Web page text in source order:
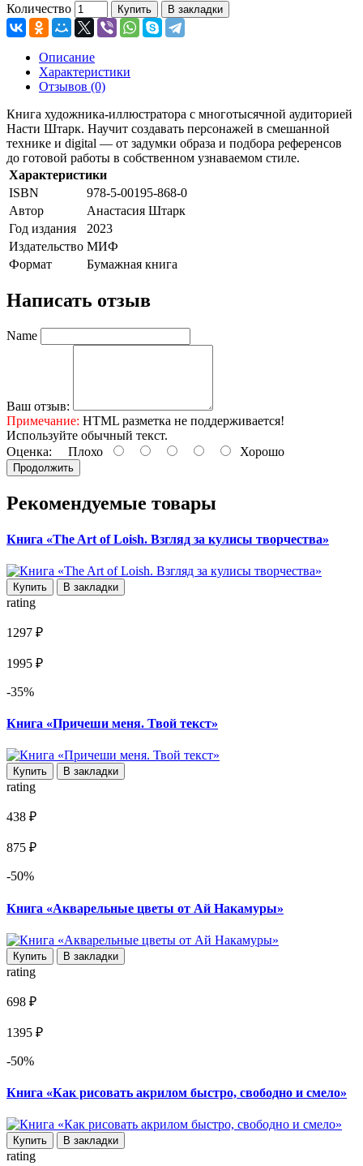
Количество Купить В закладки
Описание
Характеристики
Отзывов (0)
Книга художника-иллюстратора с многотысячной аудиторией
Насти Штарк. Научит создавать персонажей в смешанной
технике и digital — от задумки образа и подбора референсов
до готовой работы в собственном узнаваемом стиле.
Характеристики
ISBN
978-5-00195-868-0
Автор
Анастасия Штарк
Год издания
2023
Издательство МИФ
Формат
Бумажная книга
Написать отзыв
Name
Ваш отзыв:
Примечание: HTML разметка не поддерживается!
Используйте обычный текст.
Оценка: Плохо Хорошо
Продолжить
Рекомендуемые товары
Книга «The Art of Loish. Взгляд за кулисы творчества»
Купить В закладки
rating
1297 ₽
1995 ₽
-35%
Книга «Причеши меня. Твой текст»
Купить В закладки
rating
438 ₽
875 ₽
-50%
Книга «Акварельные цветы от Ай Накамуры»
Купить В закладки
rating
698 ₽
1395 ₽
-50%
Книга «Как рисовать акрилом быстро, свободно и смело»
Купить В закладки
rating